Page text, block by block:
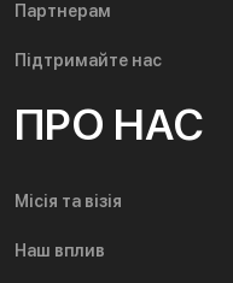
Партнерам
Підтримайте нас
ПРО НАС
Місія та візія
Наш вплив